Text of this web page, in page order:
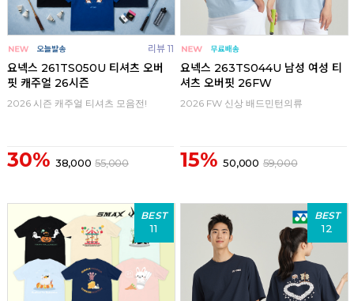
리뷰 11
요넥스 261TS050U 티셔츠 오버
핏 캐주얼 26시즌
2026 시즌 캐주얼 티셔츠 모음전!
30% 38,000 55,000
요넥스 263TS044U 남성 여성 티
셔츠 오버핏 26FW
2026 FW 신상 배드민턴의류
15% 50,000 59,000
BEST
11
BEST
12